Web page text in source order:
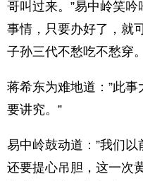
哥叫过来。”易中岭笑
事情，只要办好了，就
子孙三代不愁吃不愁穿
蒋希东为难地道：”此
要讲究。”
易中岭鼓动道：”我们以
还要提心吊胆，这一次